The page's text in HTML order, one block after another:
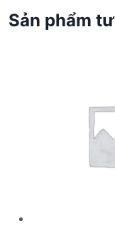
Sản phẩm